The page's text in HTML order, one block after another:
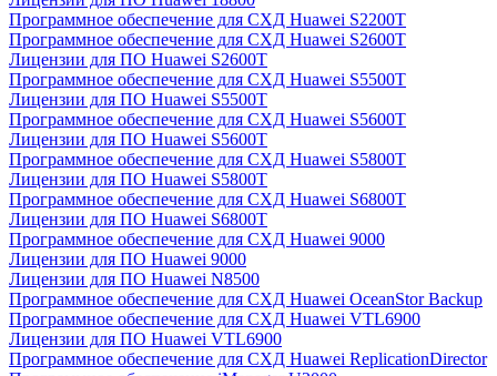
Программное обеспечение для СХД Huawei S2200T
Программное обеспечение для СХД Huawei S2600T
Лицензии для ПО Huawei S2600T
Программное обеспечение для СХД Huawei S5500T
Лицензии для ПО Huawei S5500T
Программное обеспечение для СХД Huawei S5600T
Лицензии для ПО Huawei S5600T
Программное обеспечение для СХД Huawei S5800T
Лицензии для ПО Huawei S5800T
Программное обеспечение для СХД Huawei S6800T
Лицензии для ПО Huawei S6800T
Программное обеспечение для СХД Huawei 9000
Лицензии для ПО Huawei 9000
Лицензии для ПО Huawei N8500
Программное обеспечение для СХД Huawei OceanStor Backup
Программное обеспечение для СХД Huawei VTL6900
Лицензии для ПО Huawei VTL6900
Программное обеспечение для СХД Huawei ReplicationDirector